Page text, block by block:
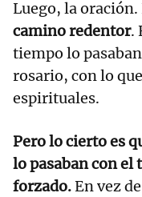
Luego, la oración.
camino redentor.
tiempo lo
rosario, con lo
espirituales.
Pero lo cierto es
lo pasaban con el
forzado.En vez